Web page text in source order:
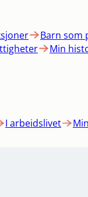
Barn som
Min
I arbeidslivet